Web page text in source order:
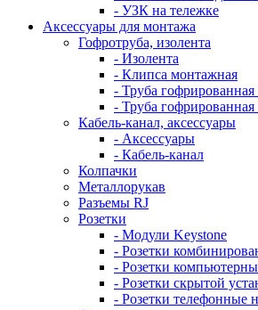
- УЗК на тележке
Аксессуары для монтажа
Гофротруба, изолента
- Изолента
- Клипса монтажная
- Труба
- Труба
Кабель-канал, аксессуары
- Аксессуары
- Кабель-канал
Колпачки
Металлорукав
Разъемы RJ
Розетки
- Модули Keystone
- Розетки
- Розетки
- Розетки скрытой
- Розетки телефонные